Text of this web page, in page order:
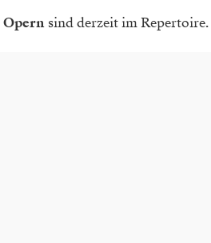
Opern sind derzeit im Repertoire.